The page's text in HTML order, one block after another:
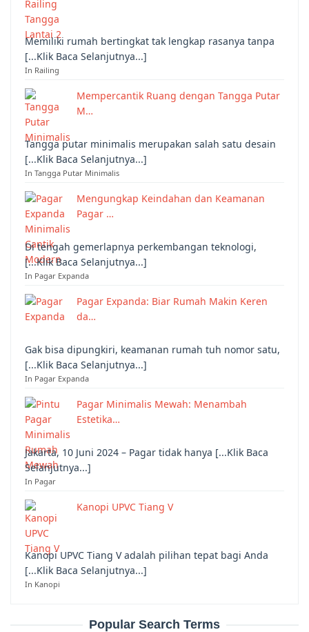
Memiliki rumah bertingkat tak lengkap rasanya tanpa
[...Klik Baca Selanjutnya...]
In Railing
Mempercantik Ruang dengan Tangga Putar
M…
Tangga putar minimalis merupakan salah satu desain
[...Klik Baca Selanjutnya...]
In Tangga Putar Minimalis
Mengungkap Keindahan dan Keamanan
Pagar …
Di tengah gemerlapnya perkembangan teknologi,
[...Klik Baca Selanjutnya...]
In Pagar Expanda
Pagar Expanda: Biar Rumah Makin Keren
da…
Gak bisa dipungkiri, keamanan rumah tuh nomor satu,
[...Klik Baca Selanjutnya...]
In Pagar Expanda
Pagar Minimalis Mewah: Menambah
Estetika…
Jakarta, 10 Juni 2024 – Pagar tidak hanya [...Klik Baca
Selanjutnya...]
In Pagar
Kanopi UPVC Tiang V
Kanopi UPVC Tiang V adalah pilihan tepat bagi Anda
[...Klik Baca Selanjutnya...]
In Kanopi
Popular Search Terms